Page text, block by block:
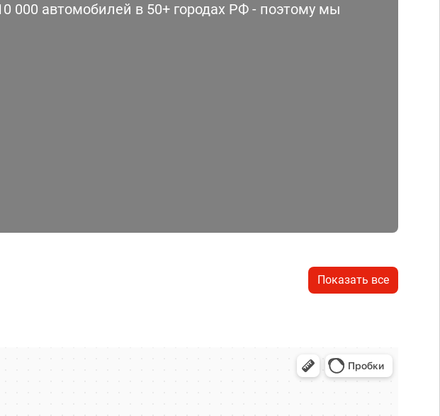
автомобилей в 50+ городах РФ - поэтому мы
Показать все